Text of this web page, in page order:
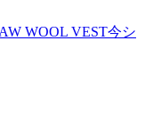
WOOL VEST今シ